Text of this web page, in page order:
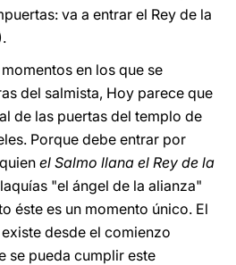
va a entrar el Rey de la
en los que se
del salmista, Hoy parece que
de las puertas del templo de
Porque debe entrar por
el Salmo llana el Rey de la
"el ángel de la alianza"
éste es un momento único. El
desde el comienzo
se pueda cumplir este